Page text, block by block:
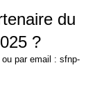
du
?
par email : sfnp-